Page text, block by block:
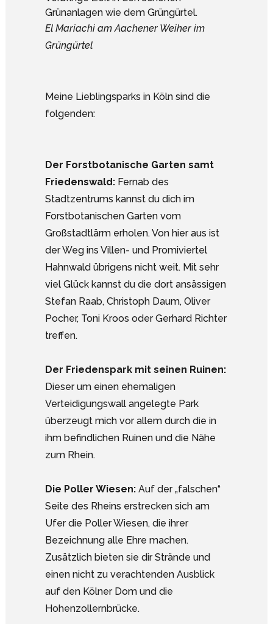
El Mariachi am Aachener Weiher im
Grüngürtel
Meine Lieblingsparks in Köln sind die
folgenden:
Der Forstbotanische Garten samt
Friedenswald: Fernab des
Stadtzentrums kannst du dich im
Forstbotanischen Garten vom
Großstadtlärm erholen. Von hier aus ist
der Weg ins Villen- und Promiviertel
Hahnwald übrigens nicht weit. Mit sehr
viel Glück kannst du die dort ansässigen
Stefan Raab, Christoph Daum, Oliver
Pocher, Toni Kroos oder Gerhard Richter
treffen.
Der Friedenspark mit seinen Ruinen:
Dieser um einen ehemaligen
Verteidigungswall angelegte Park
überzeugt mich vor allem durch die in
ihm befindlichen Ruinen und die Nähe
zum Rhein.
Die Poller Wiesen: Auf der „falschen“
Seite des Rheins erstrecken sich am
Ufer die Poller Wiesen, die ihrer
Bezeichnung alle Ehre machen.
Zusätzlich bieten sie dir Strände und
einen nicht zu verachtenden Ausblick
auf den Kölner Dom und die
Hohenzollernbrücke.